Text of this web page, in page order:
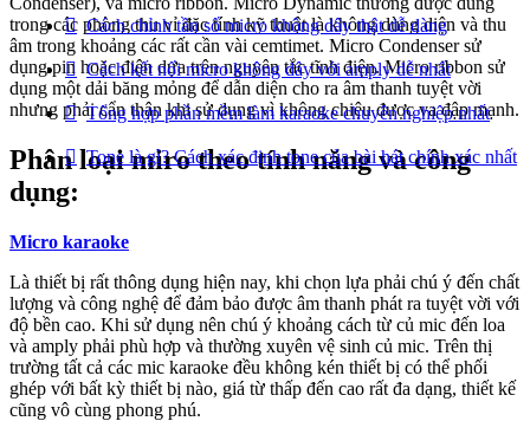
trong các phòng thu vỉ đặc tính kỹ thuật là không dùng diện và thu
âm trong khoảng các rất cần vài cemtimet. Micro Condenser sử
dụng pin hoặc điện dựa trên nguyên tắc tĩnh điện. Micro ribbon sử
dụng một dải băng mỏng để dẫn diện cho ra âm thanh tuyệt vời
nhưng phải cẩn thận khi sử dụng vì không chiệu được va đập mạnh.
Phân loại miro theo tính năng và công
dụng:
Micro karaoke
Là thiết bị rất thông dụng hiện nay, khi chọn lựa phải chú ý đến chất
lượng và công nghệ để đảm bảo được âm thanh phát ra tuyệt vời với
độ bền cao. Khi sử dụng nên chú ý khoảng cách từ củ mic đến loa
và amply phải phù hợp và thường xuyên vệ sinh củ mic. Trên thị
trường tất cả các mic karaoke đều không kén thiết bị có thể phối
ghép với bất kỳ thiết bị nào, giá từ thấp đến cao rất đa dạng, thiết kế
cũng vô cùng phong phú.
Cách chỉnh tần số micro không dây thật dễ dàng
Cách kết nối micro không dây với amply dễ nhất
Tổng hợp phần mềm làm karaoke chuyên nghiệp nhất
Tone là gì? Cách xác định tone của bài hát chính xác nhất